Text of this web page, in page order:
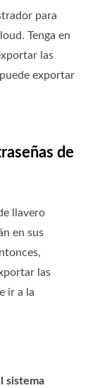
para
Tenga en
las
exportar
de
llavero
en sus
las
ir a la
sistema